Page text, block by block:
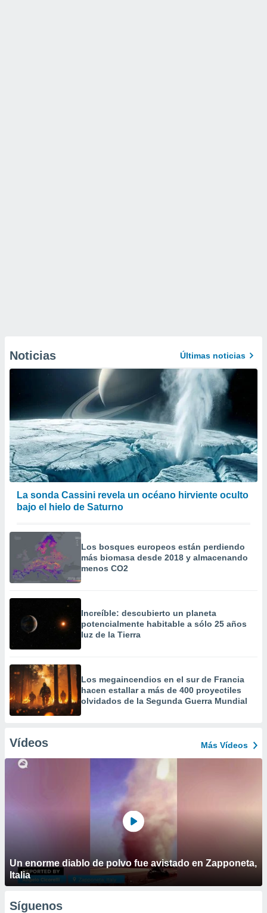
Noticias Últimas noticias
La sonda Cassini revela un océano hirviente oculto
bajo el hielo de Saturno
Los bosques europeos están perdiendo
más biomasa desde 2018 y almacenando
menos CO2
Increíble: descubierto un planeta
potencialmente habitable a sólo 25 años
luz de la Tierra
Los megaincendios en el sur de Francia
hacen estallar a más de 400 proyectiles
olvidados de la Segunda Guerra Mundial
Vídeos Más Vídeos
Un enorme diablo de polvo fue avistado en Zapponeta,
Italia
Síguenos